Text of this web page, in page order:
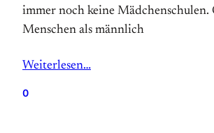
immer noch keine Mädchenschulen.
Menschen als männlich
Weiterlesen…
0